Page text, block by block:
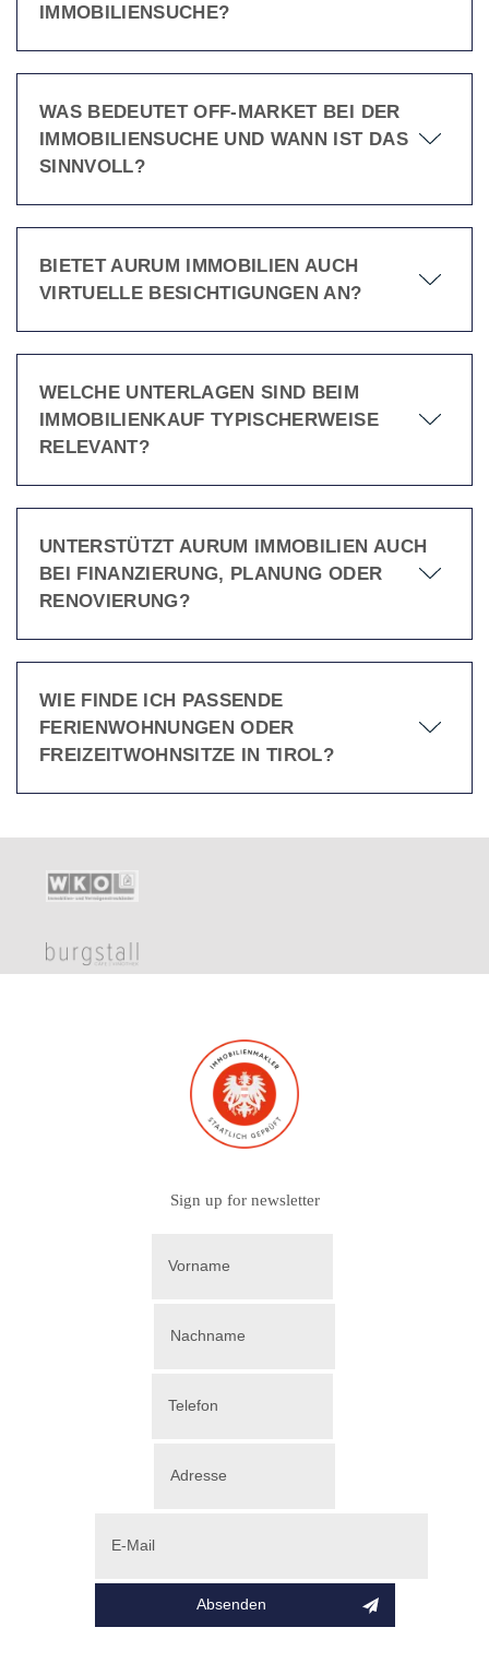
IMMOBILIENSUCHE?
WAS BEDEUTET OFF-MARKET BEI DER
IMMOBILIENSUCHE UND WANN IST DAS
SINNVOLL?
BIETET AURUM IMMOBILIEN AUCH
VIRTUELLE BESICHTIGUNGEN AN?
WELCHE UNTERLAGEN SIND BEIM
IMMOBILIENKAUF TYPISCHERWEISE
RELEVANT?
UNTERSTÜTZT AURUM IMMOBILIEN AUCH
BEI FINANZIERUNG, PLANUNG ODER
RENOVIERUNG?
WIE FINDE ICH PASSENDE
FERIENWOHNUNGEN ODER
FREIZEITWOHNSITZE IN TIROL?
Sign up for newsletter